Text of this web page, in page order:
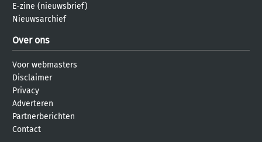
E-zine (nieuwsbrief)
Nieuwsarchief
Over ons
Voor webmasters
Disclaimer
Privacy
Adverteren
Partnerberichten
Contact